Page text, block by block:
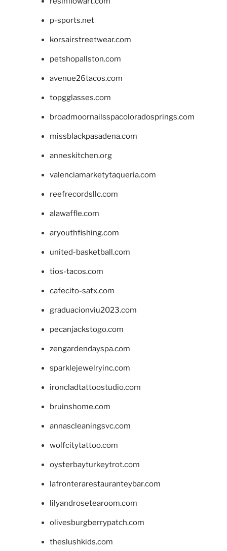
p-sports.net
korsairstreetwear.com
petshopallston.com
avenue26tacos.com
topgglasses.com
broadmoornailsspacoloradosprings.com
missblackpasadena.com
anneskitchen.org
valenciamarketytaqueria.com
reefrecordsllc.com
alawaffle.com
aryouthfishing.com
united-basketball.com
tios-tacos.com
cafecito-satx.com
graduacionviu2023.com
pecanjackstogo.com
zengardendayspa.com
sparklejewelryinc.com
ironcladtattoostudio.com
bruinshome.com
annascleaningsvc.com
wolfcitytattoo.com
oysterbayturkeytrot.com
lafronterarestauranteybar.com
lilyandrosetearoom.com
olivesburgberrypatch.com
theslushkids.com